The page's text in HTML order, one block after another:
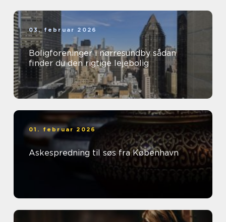
03. februar 2026
Boligforeninger i nørresundby sådan
finder du den rigtige lejebolig
01. februar 2026
Askespredning til søs fra København